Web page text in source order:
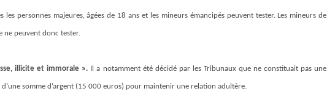
les personnes majeures, âgées de 18 ans et les mineurs émancipés peuvent tester. Les mineurs de
ne peuvent donc tester.
illicite et immorale ». Il a notamment été décidé par les Tribunaux que ne constituait pas une
somme d’argent (15 000 euros) pour maintenir une relation adultère.